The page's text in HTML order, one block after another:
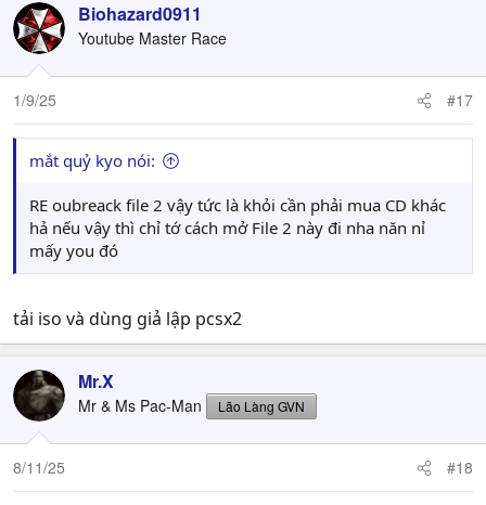
Biohazard0911
Youtube Master Race
1/9/25 #17
mắt quỷ kyo nói:
RE oubreack file 2 vậy tức là khỏi cần phải mua CD khác
hả nếu vậy thì chỉ tớ cách mở File 2 này đi nha năn nỉ
mấy you đó
tải iso và dùng giả lập pcsx2
Mr.X
Mr & Ms Pac-Man Lão Làng GVN
8/11/25 #18